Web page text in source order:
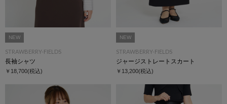
NEW
STRAWBERRY-FIELDS
長袖シャツ
￥18,700(税込)
NEW
STRAWBERRY-FIELDS
ジャージストレートスカート
￥13,200(税込)